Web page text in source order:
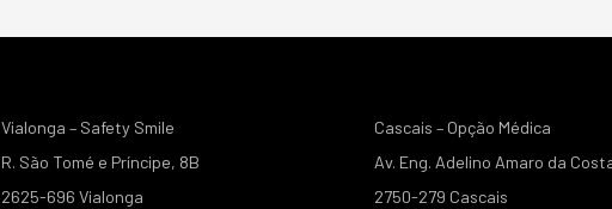
Vialonga – Safety Smile
R. São Tomé e Príncipe, 8B
2625-696 Vialonga
Cascais – Opção Médica
Av. Eng. Adelino Amaro da
2750-279 Cascais